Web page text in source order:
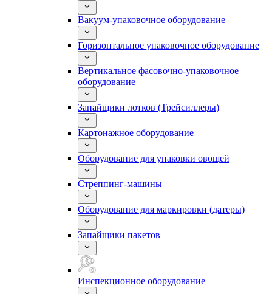
Вакуум-упаковочное оборудование
Горизонтальное упаковочное оборудование
Вертикальное фасовочно-упаковочное
оборудование
Запайщики лотков (Трейсиллеры)
Картонажное оборудование
Оборудование для упаковки овощей
Стреппинг-машины
Оборудование для маркировки (датеры)
Запайщики пакетов
Инспекционное оборудование